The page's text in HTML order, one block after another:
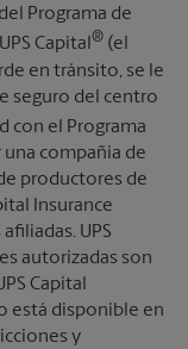
Programa de
Capital® (el
en tránsito, se le
seguro del centro
con el Programa
una compañía de
productores de
Insurance
UPS
autorizadas son
Capital
está disponible en
y